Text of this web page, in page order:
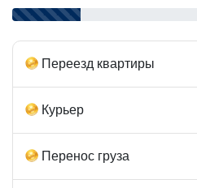
Переезд квартиры
Курьер
Перенос груза